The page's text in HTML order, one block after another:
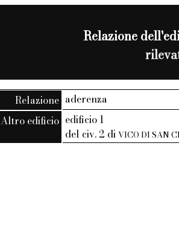
Relazione
Relazione aderenza
Altro edificio edificio 1
del civ. 2 diVICO DI SAN